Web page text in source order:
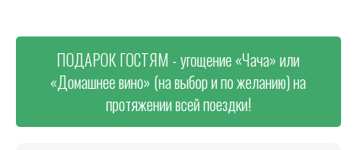
ПОДАРОК ГОСТЯМ - угощение «Чача» или
«Домашнее вино» (на выбор и по желанию) на
протяжении всей поездки!